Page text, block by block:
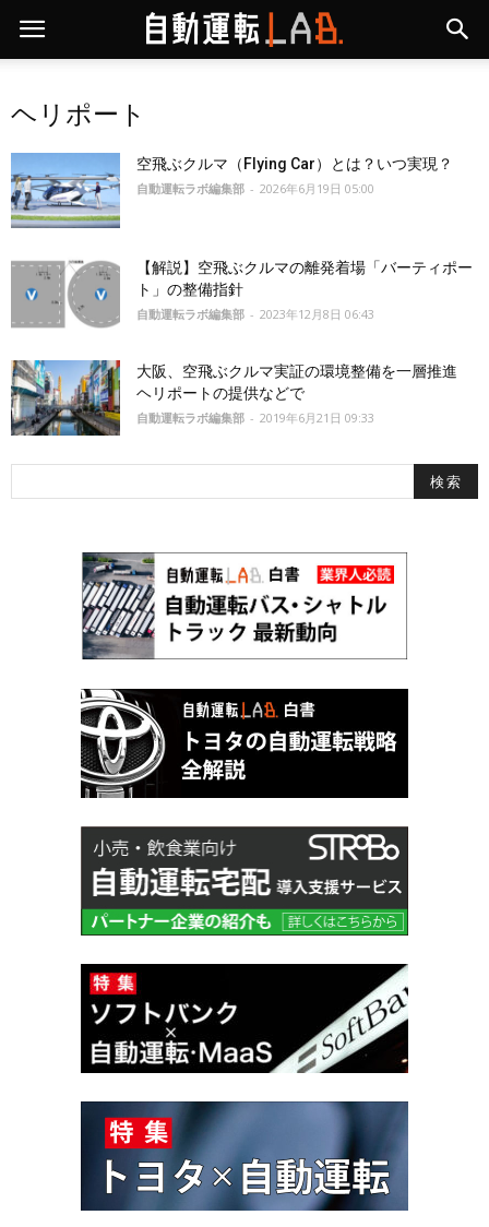
ヘリポート
空飛ぶクルマ（Flying Car）とは？いつ実現？
自動運転ラボ編集部 - 2026年6月19日 05:00
【解説】空飛ぶクルマの離発着場「バーティポー
ト」の整備指針
自動運転ラボ編集部 - 2023年12月8日 06:43
大阪、空飛ぶクルマ実証の環境整備を一層推進
ヘリポートの提供などで
自動運転ラボ編集部 - 2019年6月21日 09:33